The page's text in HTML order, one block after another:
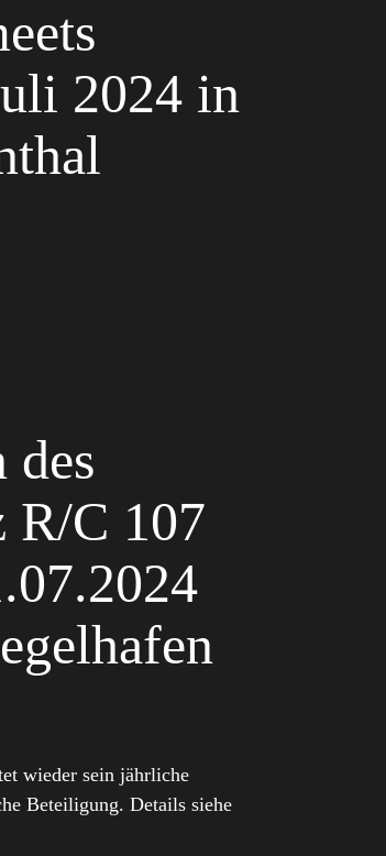
2024 in
des
R/C 107
wieder sein jährliche
Beteiligung. Details siehe